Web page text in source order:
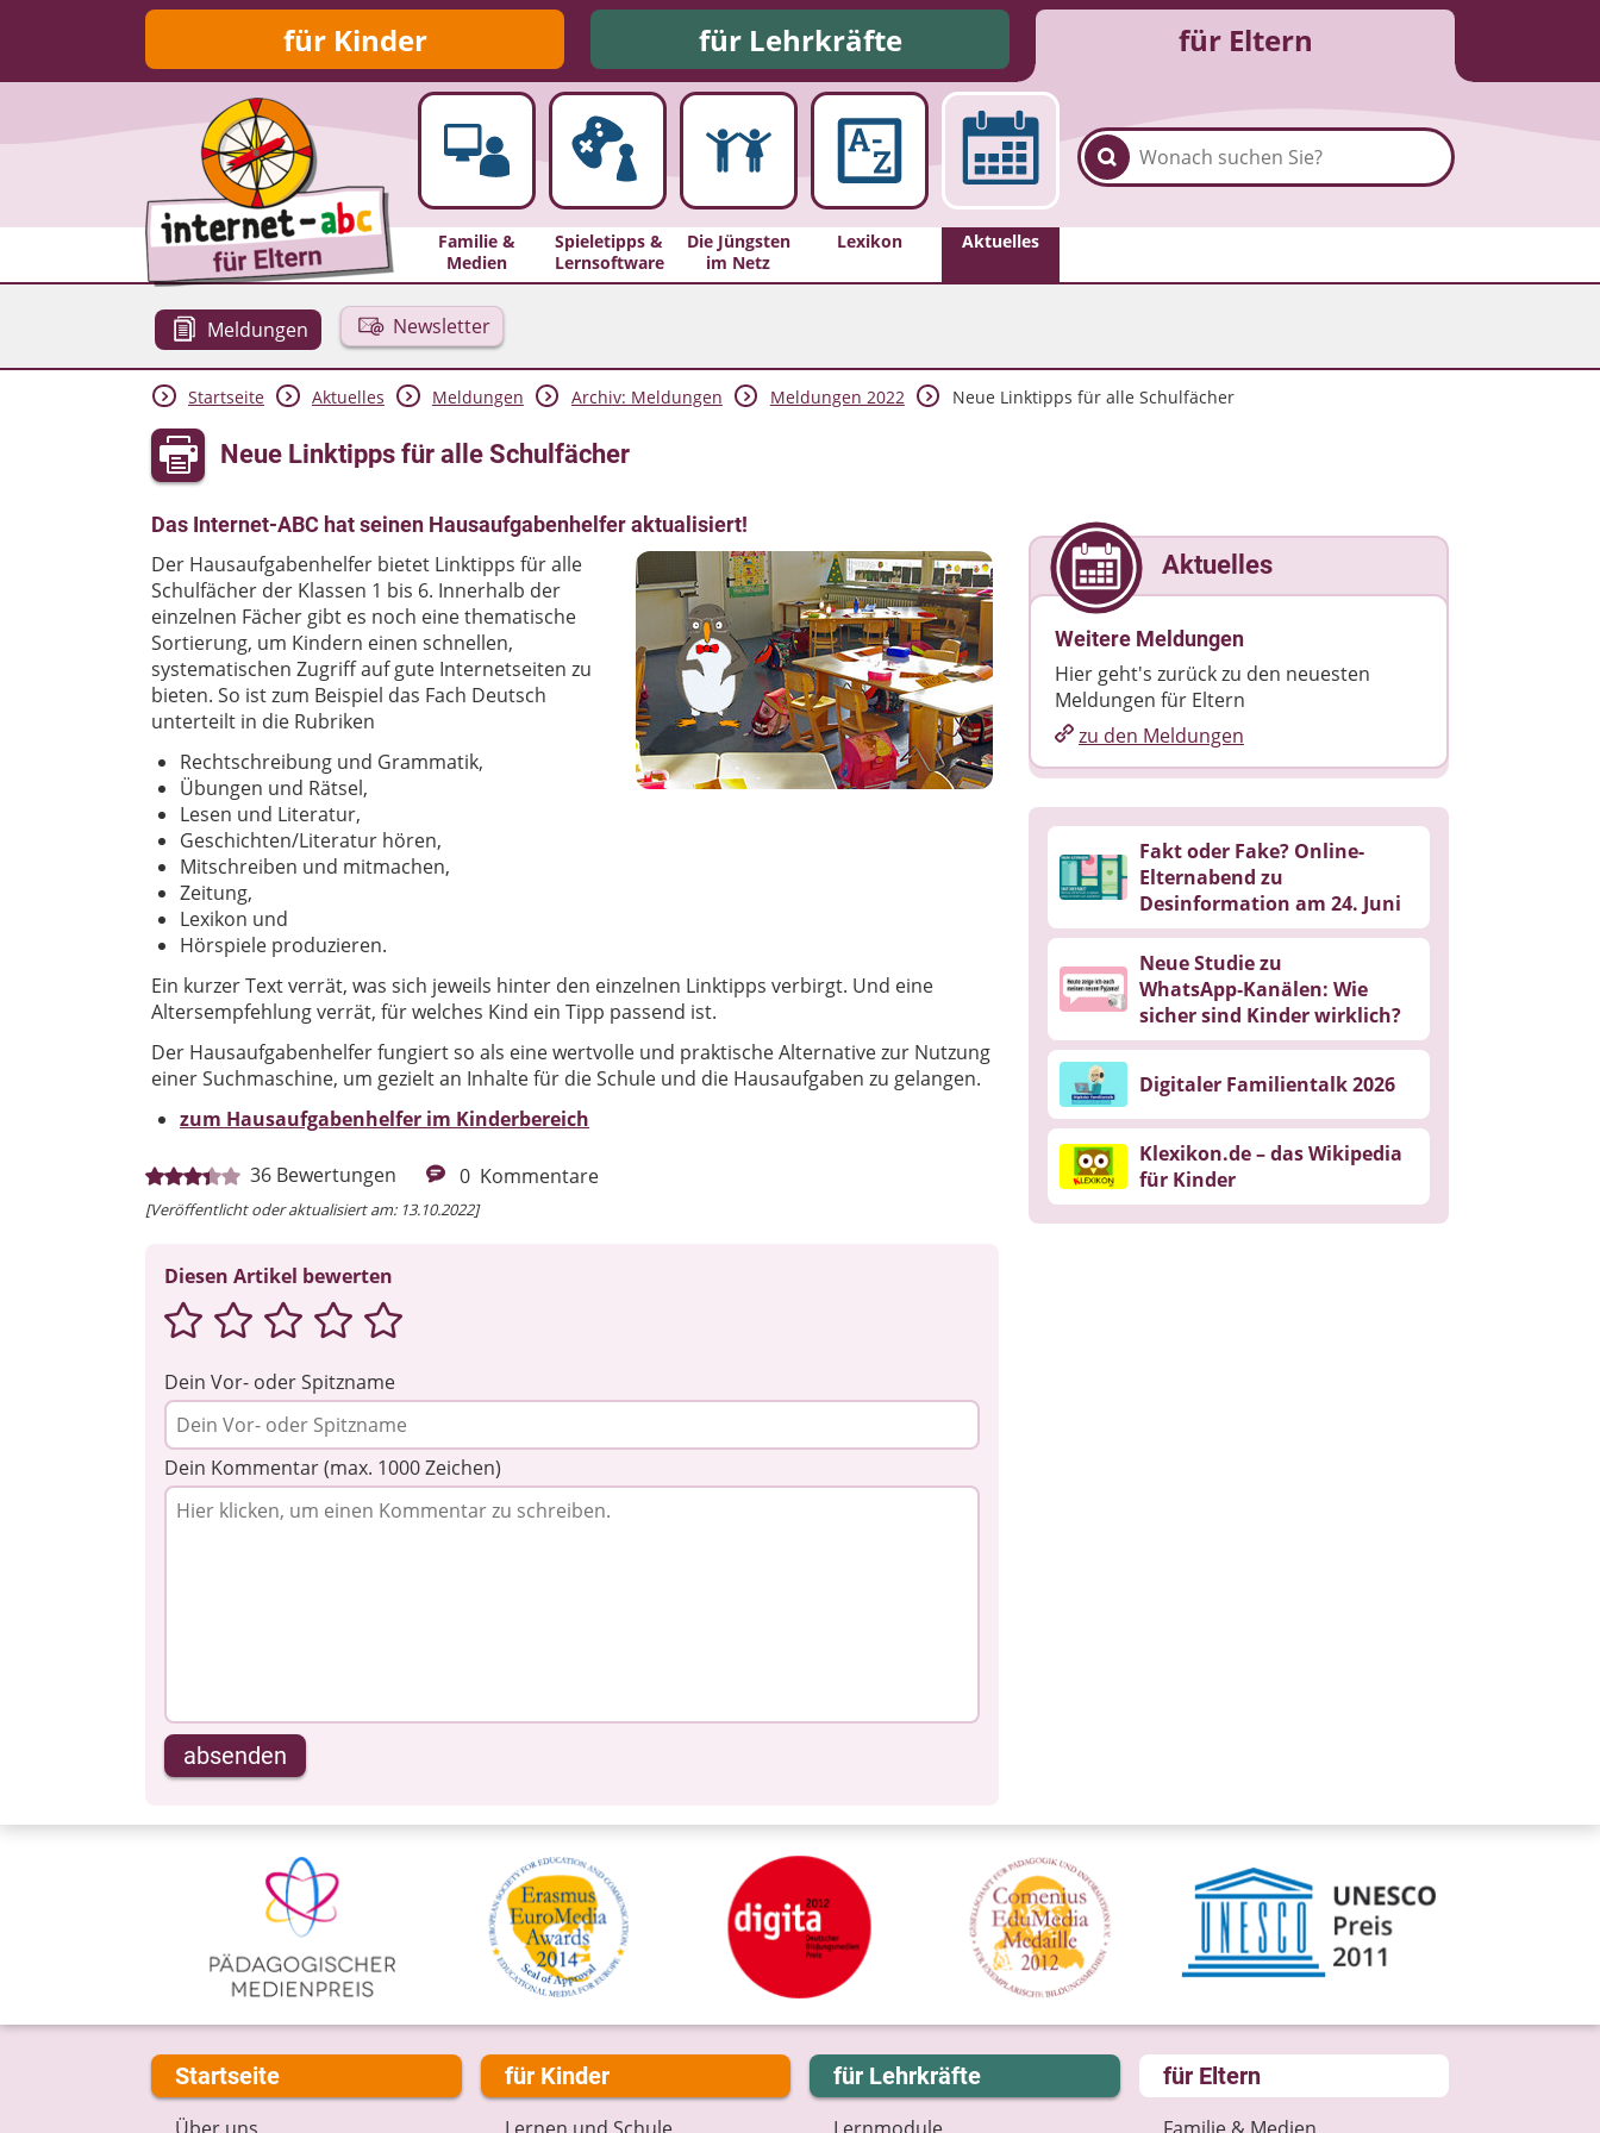
für Kinder für Lehrkräfte für Eltern
Familie &
Medien
Spieletipps &
Lernsoftware
Die Jüngsten
im Netz
Lexikon Aktuelles
Meldungen Newsletter
Startseite Aktuelles Meldungen Archiv: Meldungen Meldungen 2022 Neue Linktipps für alle Schulfächer
Neue Linktipps für alle Schulfächer
Das Internet-ABC hat seinen Hausaufgabenhelfer aktualisiert!
Der Hausaufgabenhelfer bietet Linktipps für alle
Schulfächer der Klassen 1 bis 6. Innerhalb der
einzelnen Fächer gibt es noch eine thematische
Sortierung, um Kindern einen schnellen,
systematischen Zugriff auf gute Internetseiten zu
bieten. So ist zum Beispiel das Fach Deutsch
unterteilt in die Rubriken
Rechtschreibung und Grammatik,
Übungen und Rätsel,
Lesen und Literatur,
Geschichten/Literatur hören,
Mitschreiben und mitmachen,
Zeitung,
Lexikon und
Hörspiele produzieren.
Ein kurzer Text verrät, was sich jeweils hinter den einzelnen Linktipps verbirgt. Und eine
Altersempfehlung verrät, für welches Kind ein Tipp passend ist.
Der Hausaufgabenhelfer fungiert so als eine wertvolle und praktische Alternative zur Nutzung
einer Suchmaschine, um gezielt an Inhalte für die Schule und die Hausaufgaben zu gelangen.
zum Hausaufgabenhelfer im Kinderbereich
36 Bewertungen 0 Kommentare
[Veröffentlicht oder aktualisiert am: 13.10.2022]
Diesen Artikel bewerten
Dein Vor- oder Spitzname
Dein Kommentar (max. 1000 Zeichen)
absenden
Aktuelles
Weitere Meldungen
Hier geht's zurück zu den neuesten
Meldungen für Eltern
zu den Meldungen
Fakt oder Fake? Online-
Elternabend zu
Desinformation am 24. Juni
Neue Studie zu
WhatsApp‑Kanälen: Wie
sicher sind Kinder wirklich?
Digitaler Familientalk 2026
Klexikon.de – das Wikipedia
für Kinder
Startseite für Kinder für Lehrkräfte für Eltern